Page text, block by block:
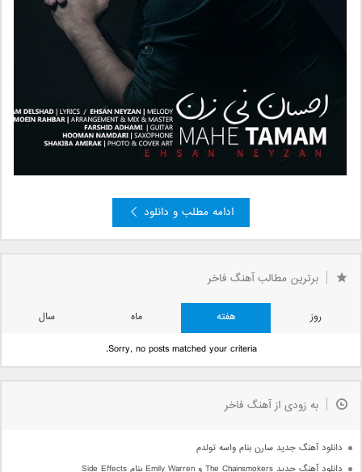
ادامه مطلب و دانلود
برترین مطالب آهنگ فاخر
روز هفته ماه
سال
Sorry, no posts matched your criteria.
به زودی از آهنگ فاخر
دانلود آهنگ جدید سارن بنام واسه تولدم